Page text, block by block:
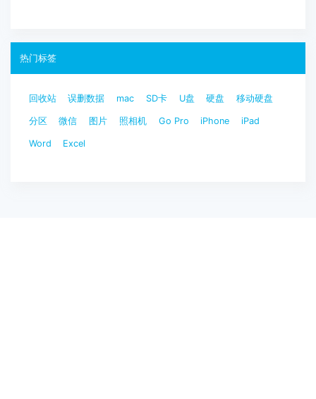
热门标签
回收站 误删数据 mac SD卡 U盘 硬盘 移动硬盘
分区 微信 图片 照相机 Go Pro iPhone iPad
Word Excel